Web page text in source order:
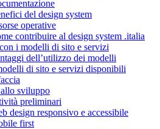
del design system
operative
contribuire al design system .italia
i modelli di sito e servizi
dell’utilizzo dei modelli
di sito e servizi disponibili
sviluppo
preliminari
design responsivo e accessibile
first